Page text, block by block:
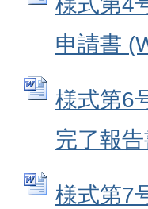
申請書
様式第6
完了報
様式第7